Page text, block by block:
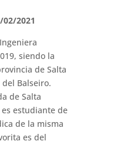
2021
siendo la
de Salta
Balseiro.
de Salta
estudiante de
de la misma
es del